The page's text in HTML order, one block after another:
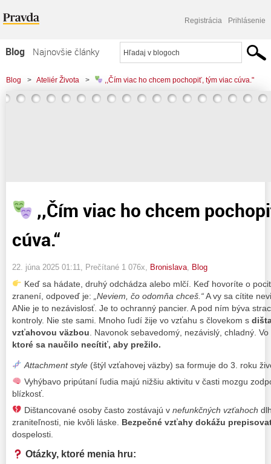
Registrácia Prihlásenie
Blog
Najnovšie články
Najčítanejšie články
Najkomentovanejšie články
Blog > Ateliér Života > ,,Čím viac ho chcem pochopiť, tým viac cúva."
,,Čím viac ho chcem
cúva.“
22. júna 2025 01:11 , Prečítané 1 076x, Bronislava Blog
Keď sa hádate, druhý odchádza alebo mlčí. Keď hovoríte o
zranení, odpoveď je:
„Neviem, čo odomňa chceš.“A vy sa cítite
ANie je to nezávislosť. Je to ochranný pancier. A pod ním býva
kontroly. Nie ste sami. Mnoho ľudí žije vo vzťahu s človekom s
vzťahovou väzbou . Navonok sebavedomý, nezávislý, chladný.
ktoré sa naučilo necítiť, aby prežilo.
Attachment style (štýl vzťahovej väzby) sa formuje do 3. roku
Vyhýbavo pripútaní ľudia majú nižšiu aktivitu v časti mozgu
blízkosť.
Dištancované osoby často zostávajú vnefunkčných vzťahoch
zraniteľnosti, nie kvôli láske. Bezpečné vzťahy dokážu
dospelosti.
Otázky, ktoré menia hru: